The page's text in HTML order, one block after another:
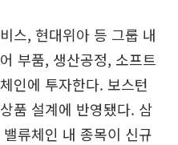
스, 현대위아 등 그룹 내
부품, 생산공정, 소프트
인에 투자한다. 보스턴
품 설계에 반영됐다. 삼
류체인 내 종목이 신규